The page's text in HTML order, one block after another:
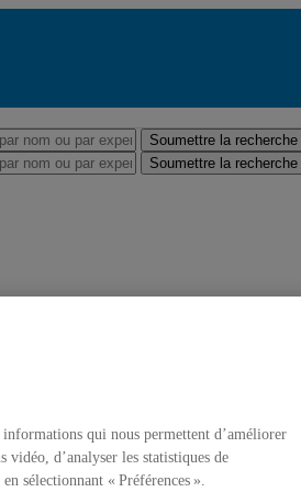
Soumettre la recherche
Soumettre la recherche
qui nous permettent d’améliorer
vidéo, d’analyser les statistiques de
sélectionnant « Préférences ».